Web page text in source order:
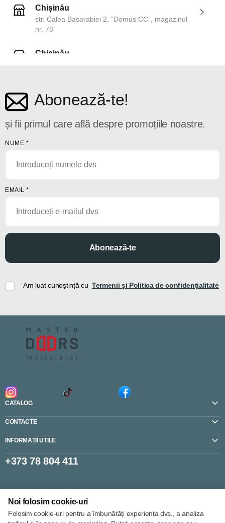
Chișinău
str. Calea Basarabiei 2, ”Domus CC”, magazinul
nr. 78
Chișinău
Abonează-te!
și fii primul care află despre promoțiile noastre.
NUME *
EMAIL *
Abonează-te
Am luat cunoștință cu Termenii și Politica de confidențialitate
CATALOG
CONTACTE
INFORMAȚII UTILE
+373 78 804 411
Setări cookie-uri
Politica de cookie-uri
Noi folosim cookie-uri
Folosim cookie-uri pentru a îmbunătăți experiența dvs., a analiza